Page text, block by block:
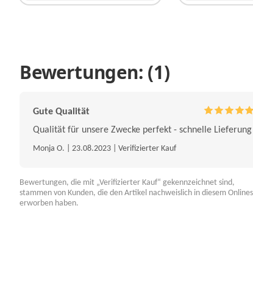
Bewertungen: (1)
Gute Qualität
Qualität für unsere Zwecke perfekt - schnelle Lieferung
Monja O. | 23.08.2023 | Verifizierter Kauf
Bewertungen, die mit „Verifizierter Kauf“ gekennzeichnet sind,
stammen von Kunden, die den Artikel nachweislich in diesem
erworben haben.